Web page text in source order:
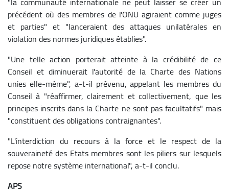
précédent où des membres de l'ONU agiraient comme juges
et parties" et "lanceraient des attaques unilatérales en
violation des normes juridiques établies".
"Une telle action porterait atteinte à la crédibilité de ce
Conseil et diminuerait l'autorité de la Charte des Nations
unies elle-même", a-t-il prévenu, appelant les membres du
Conseil à "réaffirmer, clairement et collectivement, que les
principes inscrits dans la Charte ne sont pas facultatifs" mais
"constituent des obligations contraignantes".
"L'interdiction du recours à la force et le respect de la
souveraineté des Etats membres sont les piliers sur lesquels
repose notre système international", a-t-il conclu.
APS